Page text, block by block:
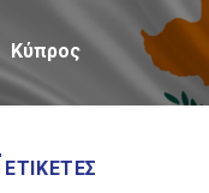
Κύπρος
ΕΤΙΚΈΤΕΣ